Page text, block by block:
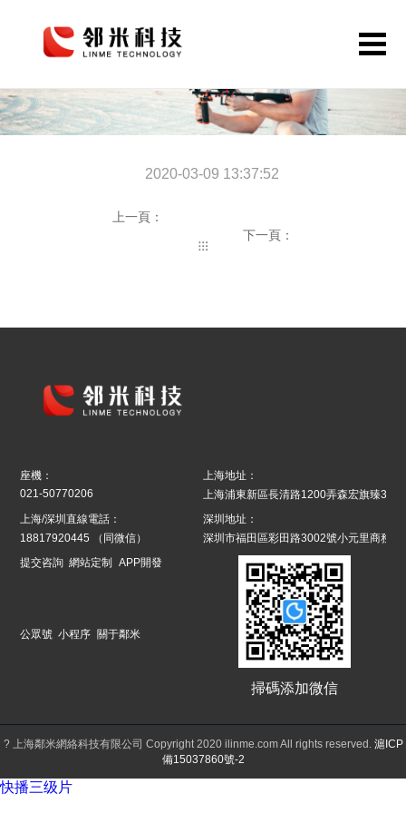
首頁
APP開發
解決方案
聯系我們
2020-03-09 13:37:52
上一頁：
下一頁：
座機：
021-50770206
上海/深圳直線電話：
18817920445
（同微信）
上海地址：
上海浦東新區長清路1200弄森宏旗臻39
深圳地址：
深圳市福田區彩田路3002號小元里商務辦
提交咨詢 網站定制 APP開發
公眾號 小程序 關于鄰米
掃碼添加微信
? 上海鄰米網絡科技有限公司 Copyright 2020 ilinme.com All rights reserved. 滬ICP
備15037860號-2
快播三级片